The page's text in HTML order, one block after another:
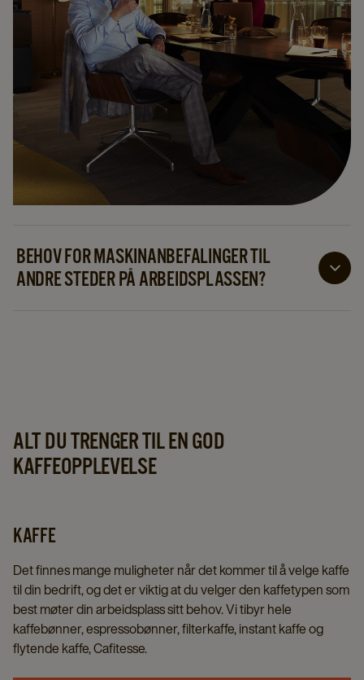
BEHOV FOR MASKINANBEFALINGER TIL
ANDRE STEDER PÅ ARBEIDSPLASSEN?
ALT DU TRENGER TIL EN GOD
KAFFEOPPLEVELSE
KAFFE
Det finnes mange muligheter når det kommer til å velge kaffe
til din bedrift, og det er viktig at du velger den kaffetypen som
best møter din arbeidsplass sitt behov. Vi tibyr hele
kaffebønner, espressobønner, filterkaffe, instant kaffe og
flytende kaffe, Cafitesse.